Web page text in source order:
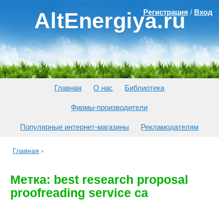
AltEnergiya.ru
Регистрация / Вход
Главная О нас Библиотека
Фирмы-производители
Популярные интернет-магазины Рекламодателям
Главная ›
Метка: best research proposal
proofreading service ca